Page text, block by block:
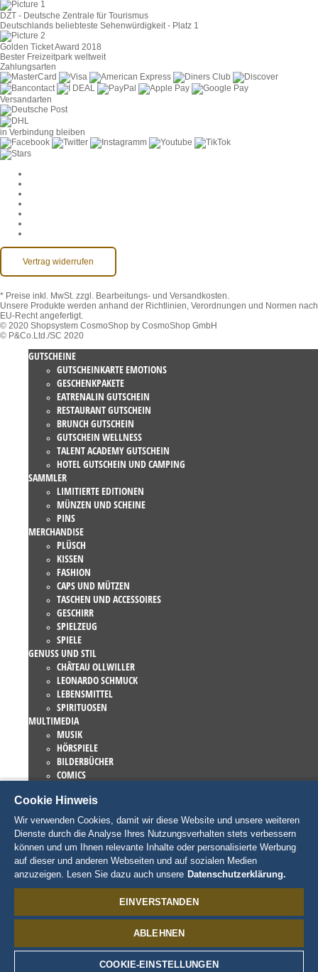
DZT - Deutsche Zentrale für Tourismus
Deutschlands beliebteste Sehenwürdigkeit - Platz 1
Golden Ticket Award 2018
Bester Freizeitpark weltweit
Zahlungsarten
Versandarten
in Verbindung bleiben
Vertrag widerrufen
* Preise inkl. MwSt. zzgl. Bearbeitungs- und Versandkosten.
Unsere Produkte werden anhand der Richtlinien, Verordnungen und Normen nach
EU-Recht angefertigt.
© 2020 Shopsystem CosmoShop by CosmoShop GmbH
© P&Co.Ltd./SC 2020
GUTSCHEINE
GUTSCHEINKARTE EMOTIONS
GESCHENKPAKETE
EATRENALIN GUTSCHEIN
RESTAURANT GUTSCHEIN
BRUNCH GUTSCHEIN
GUTSCHEIN WELLNESS
TALENT ACADEMY GUTSCHEIN
HOTEL GUTSCHEIN UND CAMPING
SAMMLER
LIMITIERTE EDITIONEN
MÜNZEN UND SCHEINE
PINS
MERCHANDISE
PLÜSCH
KISSEN
FASHION
CAPS UND MÜTZEN
TASCHEN UND ACCESSOIRES
GESCHIRR
SPIELZEUG
SPIELE
GENUSS UND STIL
CHÂTEAU OLLWILLER
LEONARDO SCHMUCK
LEBENSMITTEL
SPIRITUOSEN
MULTIMEDIA
MUSIK
HÖRSPIELE
BILDERBÜCHER
COMICS
EUROPA-PARK BÜCHER
GAMES UND FILME
KOLLEKTIONEN
EUROPA-PARK ATTRAKTIONEN
TRAUMATICA – FESTIVAL OF FEAR
LIEBHABERSTÜCKE
TALENT ACADEMY
CHARAKTERE
ED EUROMAUS
EDDA EUROMAUSI
Cookie Hinweis
Wir verwenden Cookies, damit wir diese Website und unsere weiteren
Dienste durch die Analyse Ihres Nutzungsverhalten stets verbessern
können und um Ihnen relevante Inhalte oder personalisierte Werbung
auf dieser und anderen Webseiten und auf sozialen Medien
anzuzeigen. Lesen Sie dazu auch unsere Datenschutzerklärung.
EINVERSTANDEN
ABLEHNEN
COOKIE-EINSTELLUNGEN